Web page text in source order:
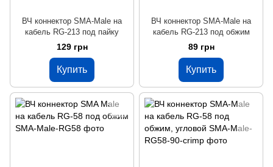
ВЧ коннектор SMA-Male на
кабель RG-213 под пайку
129 грн
Купить
ВЧ коннектор SMA-Male на
кабель RG-213 под обжим
89 грн
Купить